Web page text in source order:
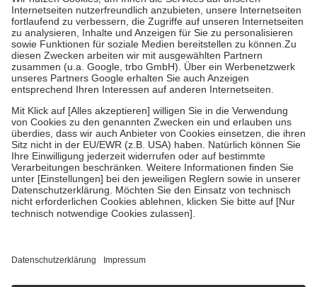
Kosten der Leistung zu entrichten.
Diese Regeln gelten grundsätzlich auch für Online-Apotheken.
Bei Heilmitteln und häuslicher Krankenpflege beträgt die
Zuzahlung zehn Prozent der Kosten sowie zehn Euro je
Verordnung.
Um das Engagement der Versicherten für ihre eigene Gesundheit zu
stärken und die besondere Stellung der Familie zu unterstützen,
fallenkeine Zuzahlungenan bei:
• Kindern und Jugendlichen bis zum vollendeten 18. Lebensjahr
mit Ausnahme der Fahrkosten
• Untersuchungen zur Vorsorge und Früherkennung, die von der
GKV getragen werden
• empfohlenen Schutzimpfungen
• Harn- und Blutteststreifen
getroffen, um sicherzustellen, dass es sich um echte Bewertungen